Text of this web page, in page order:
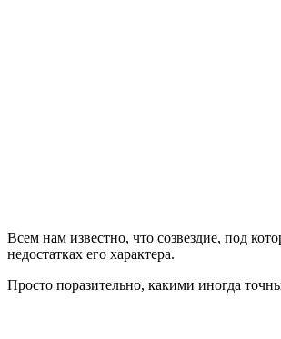
Всем нам известно, что созвездие, под
недостатках его характера.
Просто поразительно, какими иногда